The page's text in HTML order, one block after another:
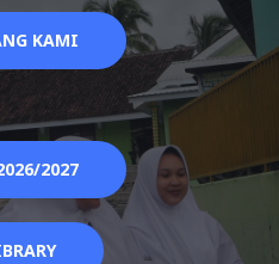
KAMI
2027